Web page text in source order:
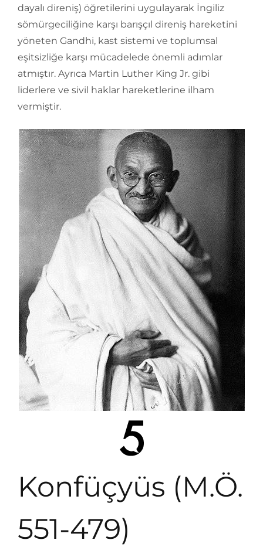
dayalı direniş) öğretilerini uygulayarak İngiliz
sömürgeciliğine karşı barışçıl direniş hareketini
yöneten Gandhi, kast sistemi ve toplumsal
eşitsizliğe karşı mücadelede önemli adımlar
atmıştır. Ayrıca Martin Luther King Jr. gibi
liderlere ve sivil haklar hareketlerine ilham
vermiştir.
Konfüçyüs (M.Ö.
551-479)